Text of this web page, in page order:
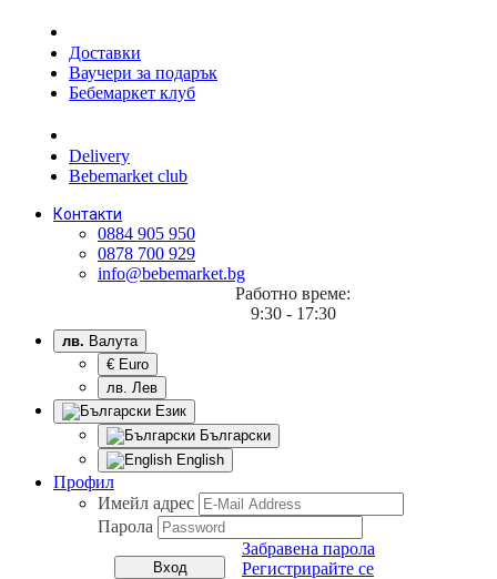
Доставки
Ваучери за подарък
Бебемаркет клуб
Delivery
Bebemarket club
Контакти
0884 905 950
0878 700 929
info@bebemarket.bg
Работно време:
9:30 - 17:30
лв. Валута
€ Euro
лв. Лев
Език
Български
English
Профил
Имейл адрес
Парола
Забравена парола
Регистрирайте се